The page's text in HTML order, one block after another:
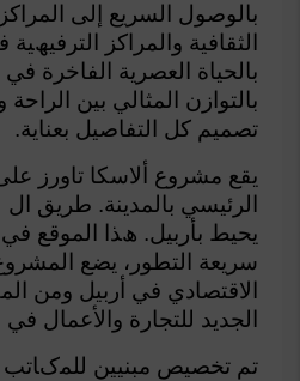
ﺑﺎﻟﻮﺻﻮل اﻟﺴﺮﻳﻊ إﻟﻰ اﻟﻤﺮاﻛﺰ
اﻟﺜﻘﺎﻓﻴﺔ واﻟﻤﺮاﻛﺰ
ﺑﺎﻟﺤﻴﺎة اﻟﻌﺼﺮﻳﺔ اﻟﻔﺎﺧﺮة ﻓﻲ
ﺑﺎﻟﺘﻮازن اﻟﻤﺜﺎﻟﻲ ﺑﻴﻦ
ﺗﺼﻤﻴﻢ ﻛﻞ اﻟﺘﻔﺎﺻﻴﻞ ﺑﻌﻨﺎﻳﺔ.
يقع مشروع أﻻﺳﻜﺎ ﺗﺎورز
اﻟﺮﺋﻴﺴﻲ ﺑﺎﻟﻤﺪﻳﻨﺔ. ﻃﺮﯾﻖ ال ١٢٠ اﻻﺳﺎﺳﻲ واﻟﺬي
ﺳﺮﻳﻌﺔ اﻟﺘﻄﻮر، ﻳﻀﻊ
اﻻﻗﺘﺼﺎدي ﻓﻲ أرﺑﻴﻞ وﻣﻦ
اﻟﺠﺪﻳﺪ ﻟﻠﺘﺠﺎرة واﻷﻋﻤﺎل ﻓﻲ